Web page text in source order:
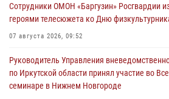
Сотрудники ОМОН «Баргузин» Росгвардии
героями телесюжета ко Дню
07 августа 2026, 09:52
Руководитель Управления
по Иркутской области принял участие во
семинаре в Нижнем Новгороде